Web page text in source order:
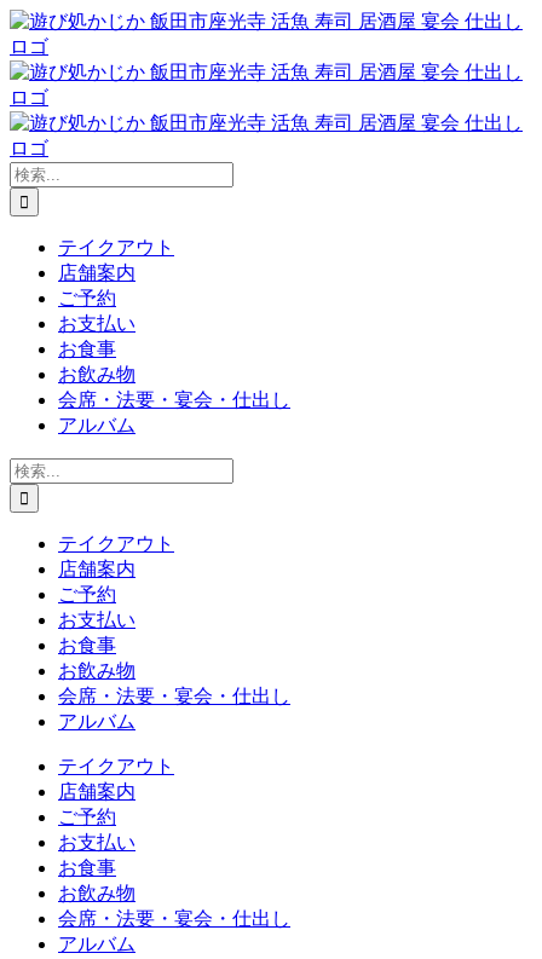
Skip
to
content
検
索
…
テイクアウト
店舗案内
ご予約
お支払い
お食事
お飲み物
会席・法要・宴会・仕出し
アルバム
検
索
…
テイクアウト
店舗案内
ご予約
お支払い
お食事
お飲み物
会席・法要・宴会・仕出し
アルバム
テイクアウト
店舗案内
ご予約
お支払い
お食事
お飲み物
会席・法要・宴会・仕出し
アルバム